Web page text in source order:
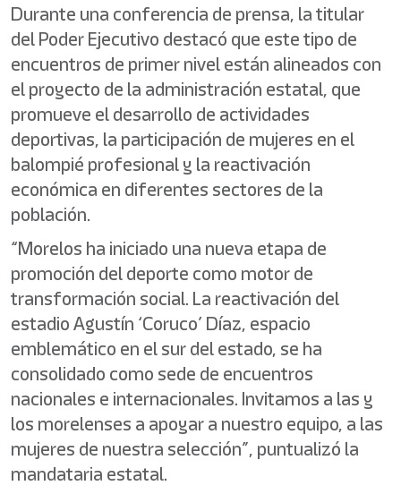
Durante una conferencia de prensa, la titular
del Poder Ejecutivo destacó que este tipo de
encuentros de primer nivel están alineados con
el proyecto de la administración estatal, que
promueve el desarrollo de actividades
deportivas, la participación de mujeres en el
balompié profesional y la reactivación
económica en diferentes sectores de la
población.
“Morelos ha iniciado una nueva etapa de
promoción del deporte como motor de
transformación social. La reactivación del
estadio Agustín ‘Coruco’ Díaz, espacio
emblemático en el sur del estado, se ha
consolidado como sede de encuentros
nacionales e internacionales. Invitamos a las y
los morelenses a apoyar a nuestro equipo, a las
mujeres de nuestra selección”, puntualizó la
mandataria estatal.